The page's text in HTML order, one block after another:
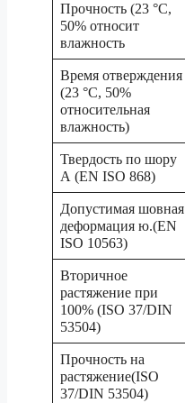
Прочность (23 °C,
50% относит
влажность
Время отверждения
(23 °C, 50%
относительная
влажность)
Твердость по шору
А (EN ISO 868)
Допустимая шовная
деформация ю.(EN
ISO 10563)
Вторичное
растяжение при
100% (ISO 37/DIN
53504)
Прочность на
растяжение(ISO
37/DIN 53504)